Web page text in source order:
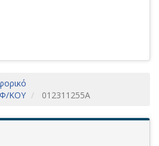
ΚΟΥ
012311255A